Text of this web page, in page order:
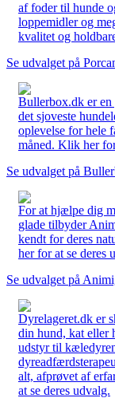
af foder til hunde
loppemidler og
kvalitet og
Se udvalget på
Bullerbox.dk er en
det sjoveste
oplevelse for hele
måned. Klik her
Se udvalget på
For at hjælpe dig
glade tilbyder
kendt for deres
her for at se deres
Se udvalget på
Dyrelageret.dk er
din hund, kat eller
udstyr til
alt, afprøvet af
at se deres udvalg.